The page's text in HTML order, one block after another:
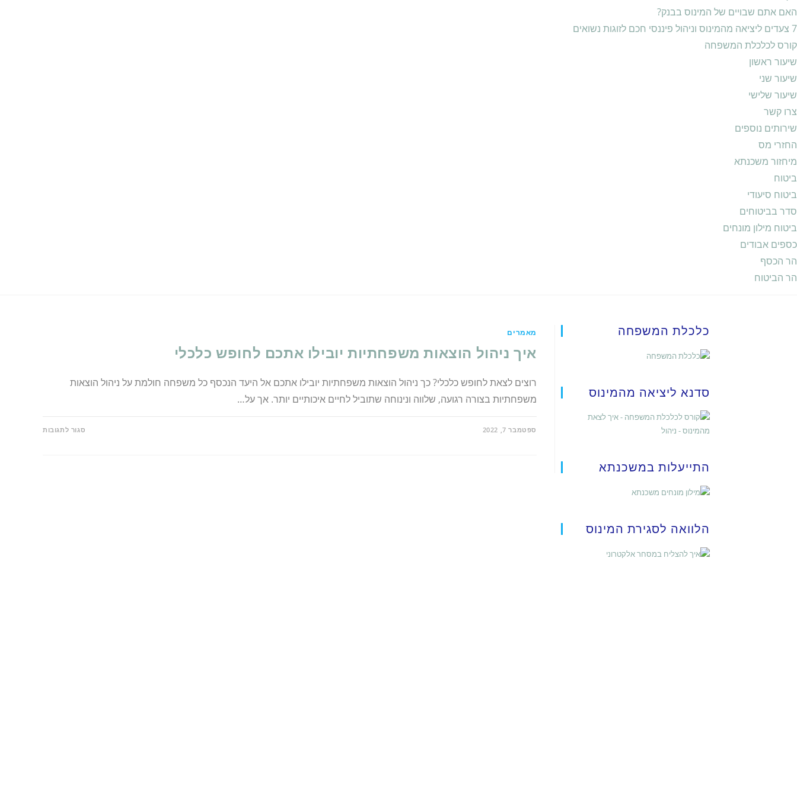
האם אתם שבויים של המינוס בבנק?
7 צעדים ליציאה מהמינוס וניהול פיננסי חכם לזוגות נשואים
קורס לכלכלת המשפחה
שיעור ראשון
שיעור שני
שיעור שלישי
צרו קשר
שירותים נוספים
החזרי מס
מיחזור משכנתא
ביטוח
ביטוח סיעודי
סדר בביטוחים
ביטוח מילון מונחים
כספים אבודים
הר הכסף
הר הביטוח
מאמרים
איך ניהול הוצאות משפחתיות יובילו אתכם לחופש כלכלי
רוצים לצאת לחופש כלכלי? כך ניהול הוצאות משפחתיות יובילו אתכם אל היעד הנכסף כל משפחה חולמת על ניהול הוצאות
משפחתיות בצורה רגועה, שלווה ונינוחה שתוביל לחיים איכותיים יותר. אך על…
סגור לתגובות על
ספטמבר 7, 2022
כלכלת המשפחה
סדנא ליציאה מהמינוס
התייעלות במשכנתא
הלוואה לסגירת המינוס